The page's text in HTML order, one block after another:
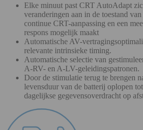
Elke minuut past CRT AutoAdapt
veranderingen aan in de toestand
continue CRT-aanpassing en een
respons mogelijk maakt
Automatische AV-
relevante intrinsieke timing.
Automatische selectie van
A-RV- en A-LV-geleidingspatronen.
Door de stimulatie terug te brengen
levensduur van de batterij oplopen
dagelijkse gegevensoverdracht op